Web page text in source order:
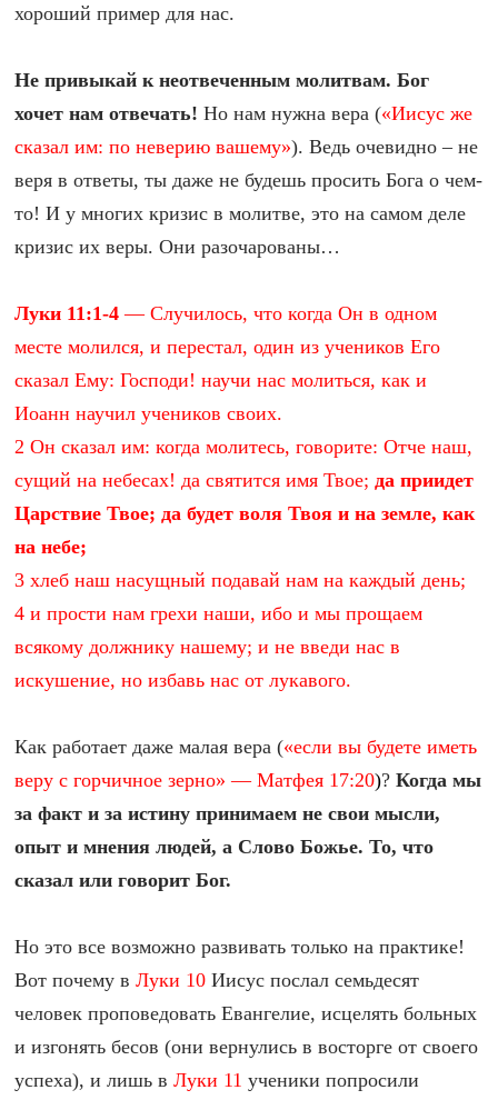
хороший пример для нас.
Не привыкай к неотвеченным молитвам. Бог
хочет нам отвечать! Но нам нужна вера («Иисус же
сказал им: по неверию вашему»). Ведь очевидно – не
веря в ответы, ты даже не будешь просить Бога о чем-
то! И у многих кризис в молитве, это на самом деле
кризис их веры. Они разочарованы…
Луки 11:1-4 — Случилось, что когда Он в одном
месте молился, и перестал, один из учеников Его
сказал Ему: Господи! научи нас молиться, как и
Иоанн научил учеников своих.
2 Он сказал им: когда молитесь, говорите: Отче наш,
сущий на небесах! да святится имя Твое; да приидет
Царствие Твое; да будет воля Твоя и на земле, как
на небе;
3 хлеб наш насущный подавай нам на каждый день;
4 и прости нам грехи наши, ибо и мы прощаем
всякому должнику нашему; и не введи нас в
искушение, но избавь нас от лукавого.
Как работает даже малая вера («если вы будете иметь
веру с горчичное зерно» — Матфея 17:20)?Когда мы
за факт и за истину принимаем не свои мысли,
опыт и мнения людей, а Слово Божье. То, что
сказал или говорит Бог.
Но это все возможно развивать только на практике!
Вот почему вЛуки 10 Иисус послал семьдесят
человек проповедовать Евангелие, исцелять больных
и изгонять бесов (они вернулись в восторге от своего
успеха), и лишь вЛуки 11 ученики попросили